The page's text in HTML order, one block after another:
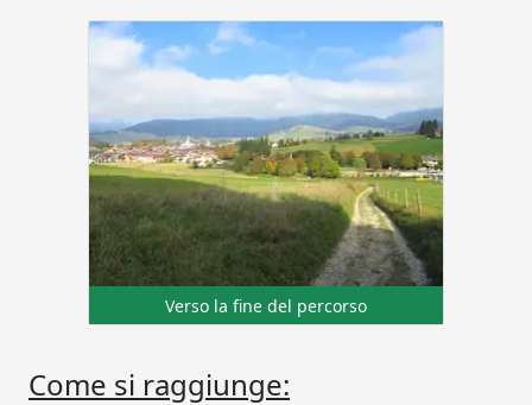
Verso la fine del percorso
Come si raggiunge: